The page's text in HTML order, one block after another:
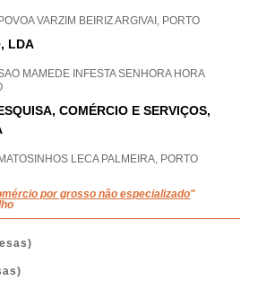
VARZIM BEIRIZ ARGIVAI, PORTO
LDA
MAMEDE INFESTA SENHORA HORA
COMÉRCIO E SERVIÇOS,
LECA PALMEIRA, PORTO
por grosso não especializado"